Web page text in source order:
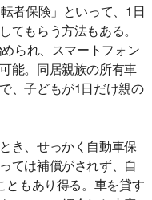
者保険」といって、1日
てもらう方法もある。
られ、スマートフォン
能。同居親族の所有車
、子どもが1日だけ親の
き、せっかく自動車保
ては補償がされず、自
ともあり得る。車を貸す